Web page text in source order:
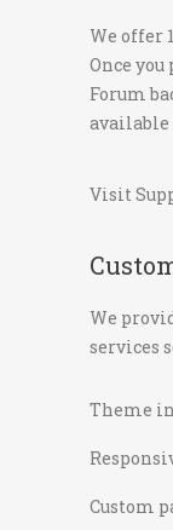
We offer
Once you
Forum
available
Visit
We
services
Theme
Custom